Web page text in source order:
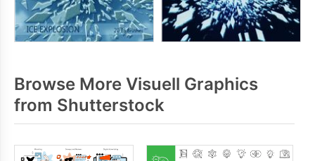
Browse More Visuell Graphics
from Shutterstock